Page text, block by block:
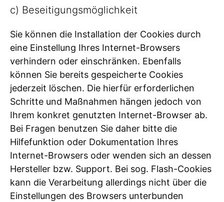
c) Beseitigungsmöglichkeit
Sie können die Installation der Cookies durch
eine Einstellung Ihres Internet-Browsers
verhindern oder einschränken. Ebenfalls
können Sie bereits gespeicherte Cookies
jederzeit löschen. Die hierfür erforderlichen
Schritte und Maßnahmen hängen jedoch von
Ihrem konkret genutzten Internet-Browser ab.
Bei Fragen benutzen Sie daher bitte die
Hilfefunktion oder Dokumentation Ihres
Internet-Browsers oder wenden sich an dessen
Hersteller bzw. Support. Bei sog. Flash-Cookies
kann die Verarbeitung allerdings nicht über die
Einstellungen des Browsers unterbunden